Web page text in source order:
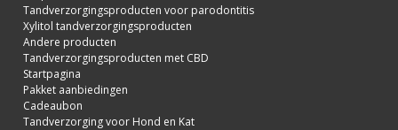
Tandverzorgingsproducten voor parodontitis
Xylitol tandverzorgingsproducten
Andere producten
Tandverzorgingsproducten met CBD
Startpagina
Pakket aanbiedingen
Cadeaubon
Tandverzorging voor Hond en Kat